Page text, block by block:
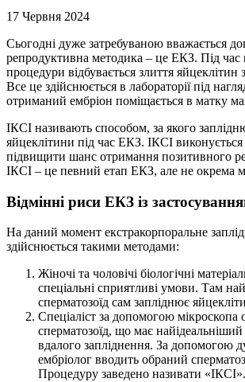
17 Червня 2024
Сьогодні дуже затребуваною вважається
репродуктивна методика – це ЕКЗ. Під час
процедури відбувається злиття яйцеклітин
Все це здійснюється в лабораторії під
отриманий ембріон поміщається в матку
ІКСІ називають способом, за якого
яйцеклітини під час ЕКЗ. ІКСІ
підвищити шанс отримання позитивного
ІКСІ – це певний етап ЕКЗ, але не окрема
Відмінні риси ЕКЗ із
На даний момент екстракорпоральне
здійснюється такими методами:
Жіночі та чоловічі біологічні
спеціальні сприятливі умови. Там
сперматозоїд сам запліднює
Спеціаліст за допомогою мікроскопа
сперматозоїд, що має
вдалого запліднення. За допомогою
ембріолог вводить обраний
Процедуру заведено називати «ІКСІ».